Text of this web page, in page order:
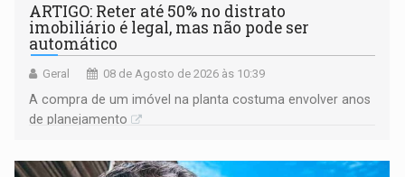
ARTIGO: Reter até 50% no distrato
imobiliário é legal, mas não pode ser
automático
Geral 08 de Agosto de 2026 às 10:39
A compra de um imóvel na planta costuma envolver anos
de planejamento